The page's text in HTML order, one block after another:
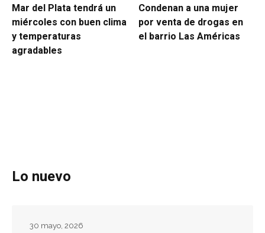
Mar del Plata tendrá un
miércoles con buen clima
y temperaturas
agradables
Condenan a una mujer
por venta de drogas en
el barrio Las Américas
Lo nuevo
30 mayo, 2026